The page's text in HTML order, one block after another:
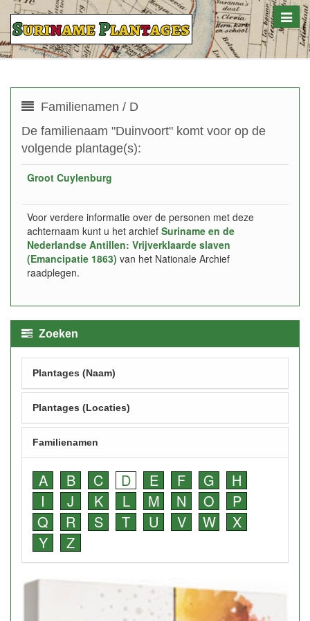
Toggle
Familienamen / D
De familienaam "Duinvoort" komt voor op de
volgende plantage(s):
Groot Cuylenburg
Voor verdere informatie over de personen met deze
achternaam kunt u het archief Suriname en de
Nederlandse Antillen: Vrijverklaarde slaven
(Emancipatie 1863) van het Nationale Archief
raadplegen.
Zoeken
Plantages (Naam)
Plantages (Locaties)
Familienamen
A B C D E F G
H
I
J K L M N O
P
Q
R S T U V W
X
Y
Z